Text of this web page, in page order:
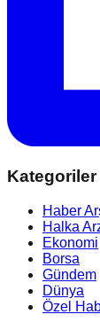
Kategoriler
Haber
Halka
Ekonomi
Borsa
Gündem
Dünya
Özel